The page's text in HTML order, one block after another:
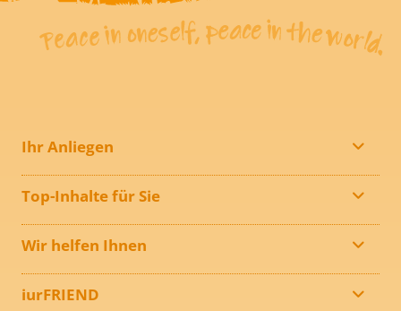
Ihr Anliegen
Top-Inhalte für Sie
Wir helfen Ihnen
iurFRIEND